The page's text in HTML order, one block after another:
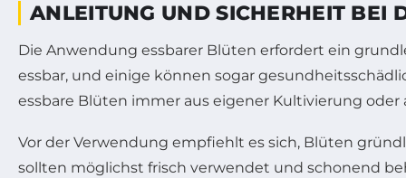
ANLEITUNG UND SICHERHEIT BEI
Die Anwendung essbarer Blüten erfordert ein
essbar, und einige können sogar
essbare Blüten immer aus eigener Kultivierung
Vor der Verwendung empfiehlt es sich, Blüten
sollten möglichst frisch verwendet und schonend